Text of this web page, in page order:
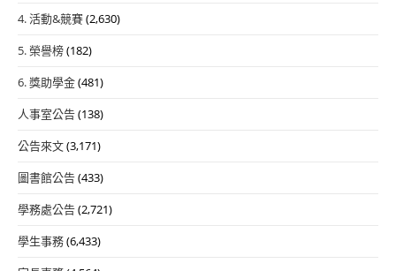
4. 活動&競賽(2,630)
5. 榮譽榜(182)
6. 獎助學金(481)
人事室公告(138)
公告來文(3,171)
圖書館公告(433)
學務處公告(2,721)
學生事務(6,433)